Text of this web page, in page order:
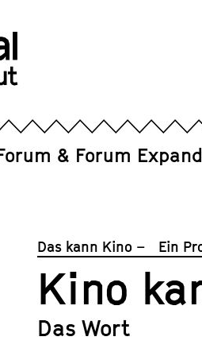
& Forum
Das kann Kino – Ein
Kino
Das Wort